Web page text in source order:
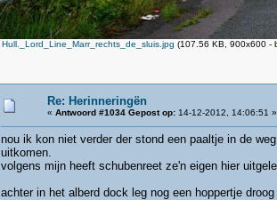
Hull._Lord_Line_Marr_rechts_de_sluis.jpg (107.56 KB, 900x600 -
Re: Herinneringën
« Antwoord #1034 Gepost op: 14-12-2012, 14:06:51 »
nou ik kon niet verder der stond een paaltje in de
uitkomen.
volgens mijn heeft schubenreet ze'n eigen hier
achter in het alberd dock leg nog een hoppertje